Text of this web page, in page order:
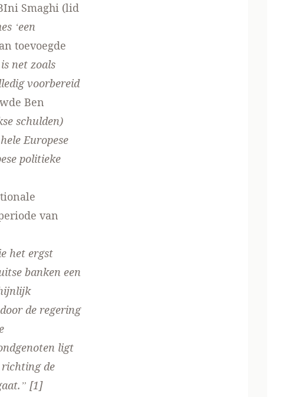
Smaghi (lid
‘een
toevoegde
net zoals
voorbereid
Ben
schulden)
Europese
politieke
van
het ergst
banken een
de regering
ligt
richting de
[1]